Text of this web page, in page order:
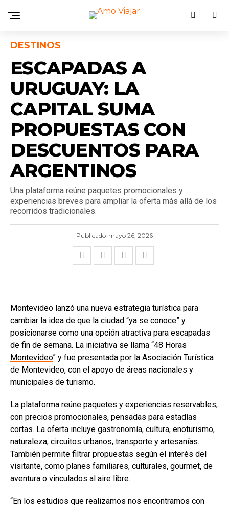
DESTINOS
ESCAPADAS A
URUGUAY: LA
CAPITAL SUMA
PROPUESTAS CON
DESCUENTOS PARA
ARGENTINOS
Una plataforma reúne paquetes promocionales y
experiencias breves para ampliar la oferta más allá de los
recorridos tradicionales.
Publicado mayo 26, 2026
Montevideo lanzó una nueva estrategia turística para
cambiar la idea de que la ciudad “ya se conoce” y
posicionarse como una opción atractiva para escapadas
de fin de semana. La iniciativa se llama “48 Horas
Montevideo” y fue presentada por la Asociación Turística
de Montevideo, con el apoyo de áreas nacionales y
municipales de turismo.
La plataforma reúne paquetes y experiencias reservables,
con precios promocionales, pensadas para estadías
cortas. La oferta incluye gastronomía, cultura, enoturismo,
naturaleza, circuitos urbanos, transporte y artesanías.
También permite filtrar propuestas según el interés del
visitante, como planes familiares, culturales, gourmet, de
aventura o vinculados al aire libre.
“En los estudios que realizamos nos encontramos con